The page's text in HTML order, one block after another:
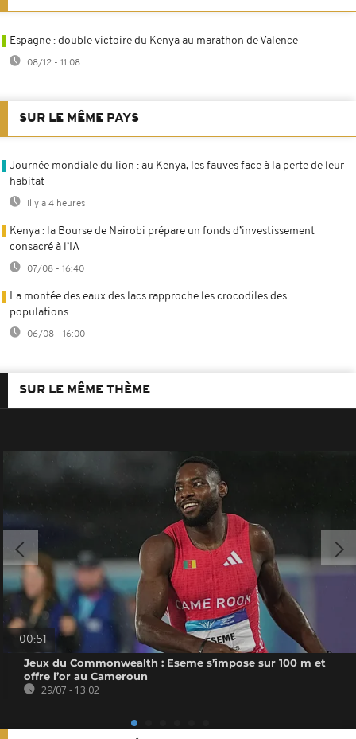
Espagne : double victoire du Kenya au marathon de Valence
08/12 - 11:08
SUR LE MÊME PAYS
Journée mondiale du lion : au Kenya, les fauves face à la perte de leur
habitat
Il y a 4 heures
Kenya : la Bourse de Nairobi prépare un fonds d’investissement
consacré à l’IA
07/08 - 16:40
La montée des eaux des lacs rapproche les crocodiles des
populations
06/08 - 16:00
SUR LE MÊME THÈME
00:51
Jeux du Commonwealth : Eseme s’impose sur 100 m et
offre l’or au Cameroun
29/07 - 13:02